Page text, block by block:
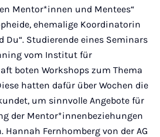
Mentor*innen und Mentees“
ehemalige Koordinatorin
Du“. Studierende eines Seminars
vom Institut für
boten Workshops zum Thema
hatten dafür über Wochen die
um sinnvolle Angebote für
der Mentor*innenbeziehungen
Fernhomberg von der AG